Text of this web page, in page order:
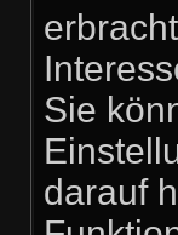
Sie
darauf